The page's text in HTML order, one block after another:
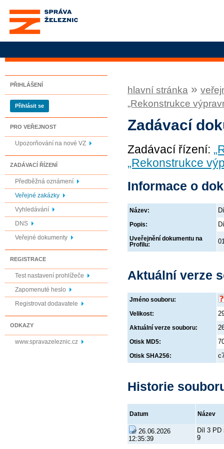
Správa železnic, státní
organizace
PŘIHLÁŠENÍ
Přihlásit se
PRO VEŘEJNOST
Upozorňování na nové VZ
ZADÁVACÍ ŘÍZENÍ
Předběžná oznámení
Veřejné zakázky
Vyhledávání
DNS
Veřejné dokumenty
REGISTRACE
Test nastavení prohlížeče
Zapomenuté heslo
Registrovat dodavatele
ODKAZY
www.spravazeleznic.cz
hlavní stránka »
„Rekonstrukce
Zadávací
Zadávací řízení:
„Rekonstrukce
Informace o
Název:
Popis:
Uveřejnění dokumentu na
Profilu:
Aktuální verze
Jméno souboru:
Velikost:
Aktuální verze souboru:
Otisk MD5:
Otisk SHA256:
Historie
Datum Název
26.06.2026
12:35:39
Díl 3 PD
9